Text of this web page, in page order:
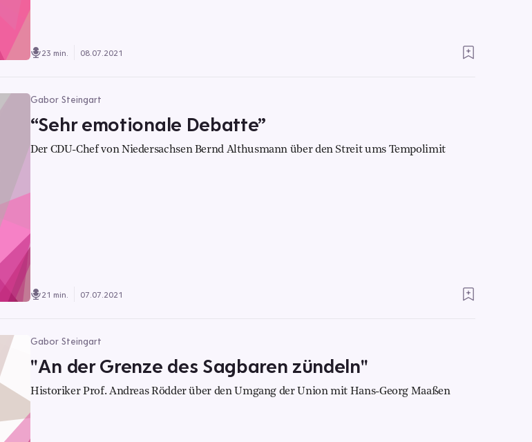
23 min. 08.07.2021
Gabor Steingart
“Sehr emotionale Debatte”
Der CDU-Chef von Niedersachsen Bernd Althusmann über den Streit ums Tempolimit
21 min. 07.07.2021
Gabor Steingart
"An der Grenze des Sagbaren zündeln"
Historiker Prof. Andreas Rödder über den Umgang der Union mit Hans-Georg Maaßen